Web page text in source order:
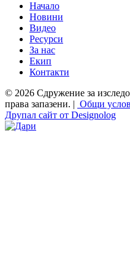
Основно меню
Начало
Новини
Видео
Ресурси
За нас
Екип
Контакти
© 2026 Сдружение за
права запазени. | Общи
Друпал сайт от Designolog